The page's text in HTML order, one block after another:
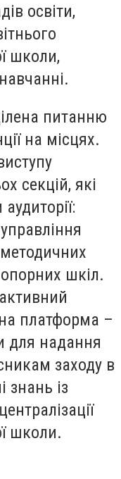
освіти,
школи,
питанню
на місцях.
секцій, які
методичних
опорних шкіл.
платформа –
для надання
заходу в
знань із
школи.